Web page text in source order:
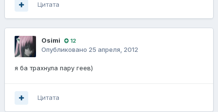
Цитата
Osimi 12
Опубликовано 25 апреля, 2012
я ба трахнула пару геев)
Цитата